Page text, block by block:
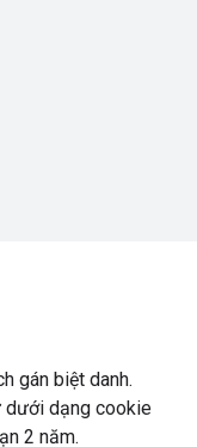
gán biệt danh.
dưới dạng cookie
2 năm.